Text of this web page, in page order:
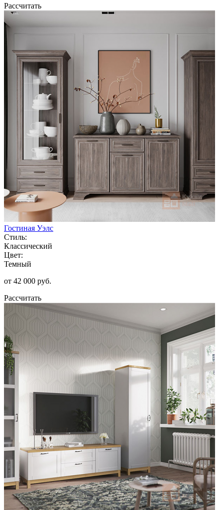
Рассчитать
Гостиная Уэлс
Стиль:
Классический
Цвет:
Темный
от 42 000 руб.
Рассчитать